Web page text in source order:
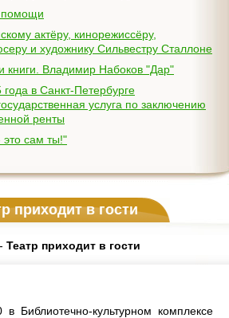
помощи
и художнику Сильвестру Сталлоне
книги. Владимир Набоков "Дар"
услуга по заключению
ренты
это сам ты!"
приходит в гости
- Театр приходит в гости
Библиотечно-культурном комплексе